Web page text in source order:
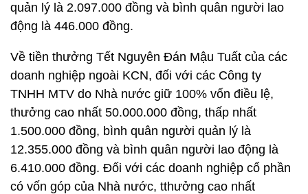
quản lý là 2.097.000 đồng và bình quân người lao
động là 446.000 đồng.
Về tiền thưởng Tết Nguyên Đán Mậu Tuất của các
doanh nghiệp ngoài KCN, đối với các Công ty
TNHH MTV do Nhà nước giữ 100% vốn điều lệ,
thưởng cao nhất 50.000.000 đồng, thấp nhất
1.500.000 đồng, bình quân người quản lý là
12.355.000 đồng và bình quân người lao động là
6.410.000 đồng. Đối với các doanh nghiệp cổ phần
có vốn góp của Nhà nước, tthưởng cao nhất